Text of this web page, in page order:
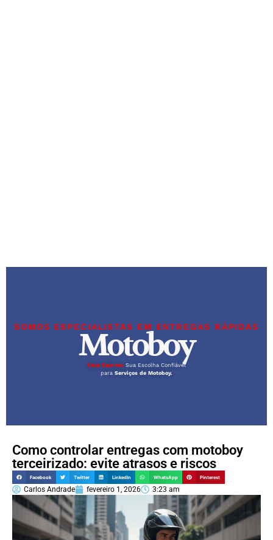
SOMOS ESPECIALISTAS EM ENTREGAS RÁPIDAS
Motoboy
Caas Express Sua Escolha Confiável
para Serviços de Motoboy.
Como controlar entregas com motoboy
terceirizado: evite atrasos e riscos
Facebook Twitter LinkedIn WhatsApp Pinterest
Carlos Andrade fevereiro 1, 2026 3:23 am